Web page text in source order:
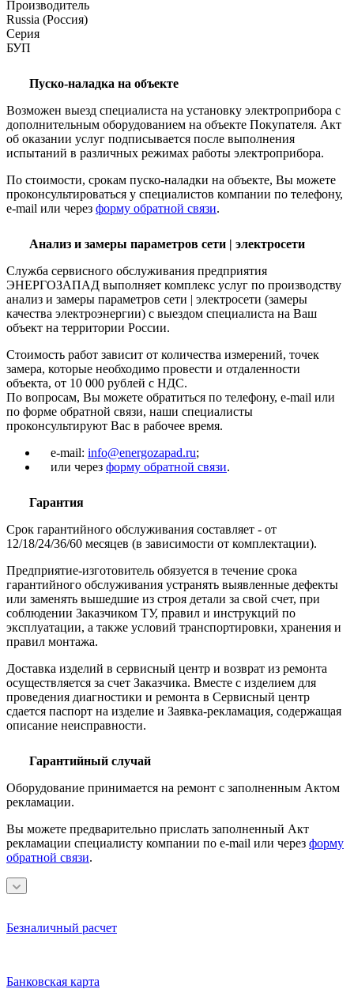
Производитель
Russia (Россия)
Серия
БУП
Пуско-наладка на объекте
Возможен выезд специалиста на установку электроприбора с
дополнительным оборудованием на объекте Покупателя. Акт
об оказании услуг подписывается после выполнения
испытаний в различных режимах работы электроприбора.
По стоимости, срокам пуско-наладки на объекте, Вы можете
проконсультироваться у специалистов компании по телефону,
e-mail или через форму обратной связи.
Анализ и замеры параметров сети | электросети
Служба сервисного обслуживания предприятия
ЭНЕРГОЗАПАД выполняет комплекс услуг по производству
анализ и замеры параметров сети | электросети (замеры
качества электроэнергии) с выездом специалиста на Ваш
объект на территории России.
Стоимость работ зависит от количества измерений, точек
замера, которые необходимо провести и отдаленности
объекта, от 10 000 рублей с НДС.
По вопросам, Вы можете обратиться по телефону, e-mail или
по форме обратной связи, наши специалисты
проконсультируют Вас в рабочее время.
e-mail: info@energozapad.ru;
или через форму обратной связи.
Гарантия
Срок гарантийного обслуживания составляет - от
12/18/24/36/60 месяцев (в зависимости от комплектации).
Предприятие-изготовитель обязуется в течение срока
гарантийного обслуживания устранять выявленные дефекты
или заменять вышедшие из строя детали за свой счет, при
соблюдении Заказчиком ТУ, правил и инструкций по
эксплуатации, а также условий транспортировки, хранения и
правил монтажа.
Доставка изделий в сервисный центр и возврат из ремонта
осуществляется за счет Заказчика. Вместе с изделием для
проведения диагностики и ремонта в Сервисный центр
сдается паспорт на изделие и Заявка-рекламация, содержащая
описание неисправности.
Гарантийный случай
Оборудование принимается на ремонт с заполненным Актом
рекламации.
Вы можете предварительно прислать заполненный Акт
рекламации специалисту компании по e-mail или через форму
обратной связи.
Безналичный расчет
Банковская карта